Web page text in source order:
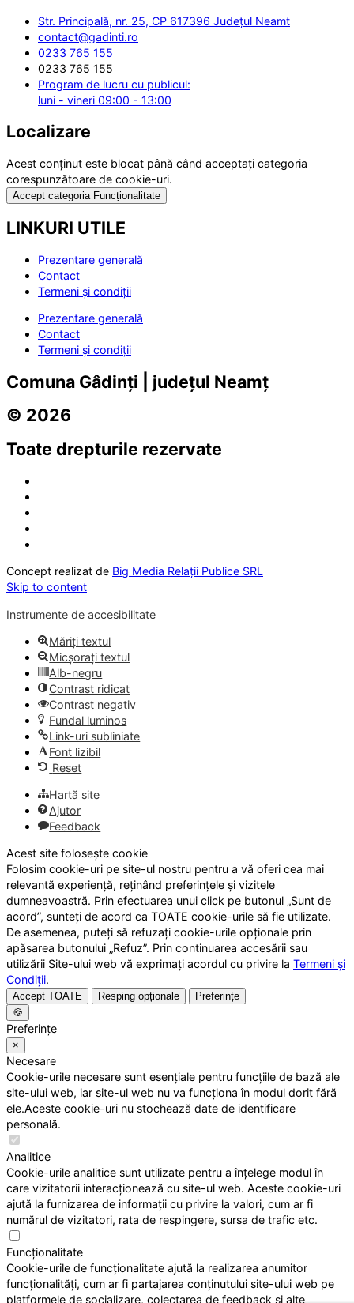
Str. Principală, nr. 25, CP 617396 Județul Neamt
contact@gadinti.ro
0233 765 155
0233 765 155
Program de lucru cu publicul:
luni - vineri 09:00 - 13:00
Localizare
Acest conținut este blocat până când acceptați categoria
corespunzătoare de cookie-uri.
Accept categoria Funcționalitate
LINKURI UTILE
Prezentare generală
Contact
Termeni și condiții
Prezentare generală
Contact
Termeni și condiții
Comuna Gâdinți | județul Neamț
© 2026
Toate drepturile rezervate
Concept realizat de Big Media Relații Publice SRL
Skip to content
Instrumente de accesibilitate
Măriți textul
Micșorați textul
Alb-negru
Contrast ridicat
Contrast negativ
Fundal luminos
Link-uri subliniate
Font lizibil
Reset
Hartă site
Ajutor
Feedback
Acest site folosește cookie
Folosim cookie-uri pe site-ul nostru pentru a vă oferi cea mai
relevantă experiență, reținând preferințele și vizitele
dumneavoastră. Prin efectuarea unui click pe butonul „Sunt de
acord”, sunteți de acord ca TOATE cookie-urile să fie utilizate.
De asemenea, puteți să refuzați cookie-urile opționale prin
apăsarea butonului „Refuz”. Prin continuarea accesării sau
utilizării Site-ului web vă exprimați acordul cu privire la Termeni și
Condiții.
Accept TOATE Resping opționale
Preferințe
🍪
Preferințe
×
Necesare
Cookie-urile necesare sunt esențiale pentru funcțiile de bază ale
site-ului web, iar site-ul web nu va funcționa în modul dorit fără
ele.Aceste cookie-uri nu stochează date de identificare
personală.
Analitice
Cookie-urile analitice sunt utilizate pentru a înțelege modul în
care vizitatorii interacționează cu site-ul web. Aceste cookie-uri
ajută la furnizarea de informații cu privire la valori, cum ar fi
numărul de vizitatori, rata de respingere, sursa de trafic etc.
Funcționalitate
Cookie-urile de funcționalitate ajută la realizarea anumitor
funcționalități, cum ar fi partajarea conținutului site-ului web pe
platformele de socializare, colectarea de feedback și alte